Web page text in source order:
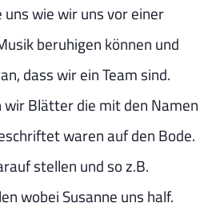
wie wir uns vor einer
beruhigen können und
dass wir ein Team sind.
Blätter die mit den Namen
waren auf den Bode.
stellen und so z.B.
wobei Susanne uns half.